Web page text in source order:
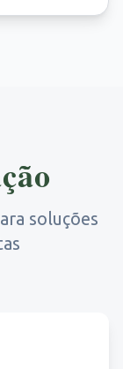
soluções